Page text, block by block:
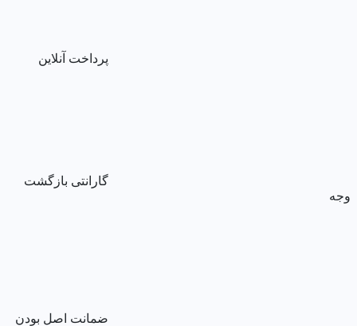
پرداخت آنلاین
گارانتی بازگشت
وجه
ضمانت اصل بودن